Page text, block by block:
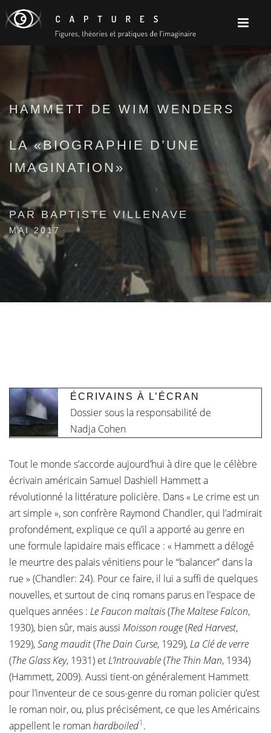
HAMMETT DE WIM WENDERS
LA «BIOGRAPHIE D’UNE
IMAGINATION»
PAR BAPTISTE VILLENAVE
MAI 2017
ÉCRIVAINS À L’ÉCRAN
Dossier sous la responsabilité de
Nadja Cohen
Tout le monde s’accorde aujourd’hui à dire que le célèbre
écrivain américain Samuel Dashiell Hammett a
révolutionné la littérature policière. Dans « Le crime est un
art simple », son confrère Raymond Chandler, qui l’admirait
profondément, explique ce qu’il a apporté au genre en
une formule lapidaire mais efficace : « Hammett a délogé
le meurtre des palais vénitiens pour le “balancer” dans la
rue » (Chandler: 24). Pour ce faire, il lui a suffi de quelques
nouvelles, et surtout de cinq romans parus en l’espace de
quelques années : Le Faucon maltais(The Maltese Falcon,
1930), bien sûr, mais aussi Moisson rouge(Red Harvest,
1929),Sang maudit(The Dain Curse, 1929),La Clé de verre
(The Glass Key, 1931) etL’Introuvable(The Thin Man, 1934)
(Hammett, 2009). Aussi tient-on généralement Hammett
pour l’inventeur de ce sous-genre du roman policier qu’est
le roman noir, ou, plus précisément, ce que les Américains
appellent le romanhardboiled1 .